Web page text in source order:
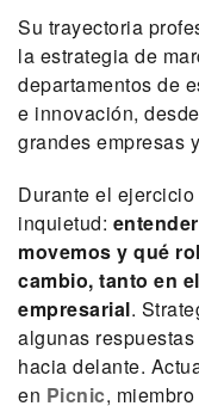
Su trayectoria
la estrategia de
departamentos de
e innovación,
grandes empresas
Durante el
inquietud:
movemos y qué
cambio, tanto en
empresarial.
algunas
hacia delante.
en Picnic,